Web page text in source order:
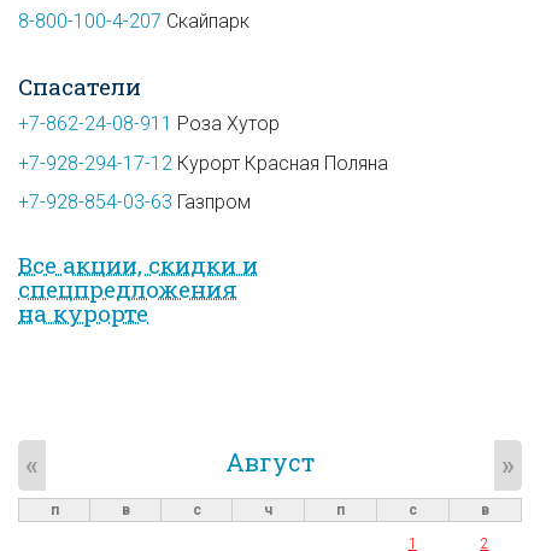
8-800-100-4-207 Скайпарк
Спасатели
+7-862-24-08-911 Роза Хутор
+7-928-294-17-12 Курорт Красная Поляна
+7-928-854-03-63 Газпром
Все акции, скидки и
спец­предложе­ния
на курорте
Август
« »
п в с ч п с
в
1
2